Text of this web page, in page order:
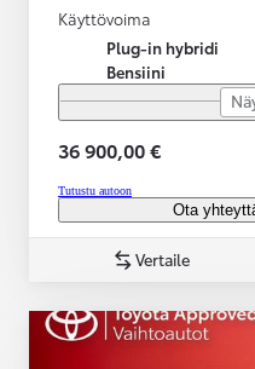
Käyttövoima
Plug-in hybridi
Bensiini
36 900,00 €
Tutustu autoon
Ota
Vertaile